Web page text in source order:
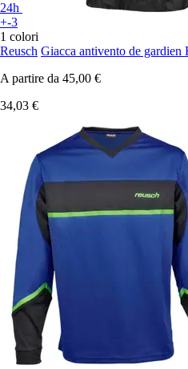
24h
+-3
1 colori
Reusch Giacca antivento de gardien
A partire da 45,00 €
34,03 €